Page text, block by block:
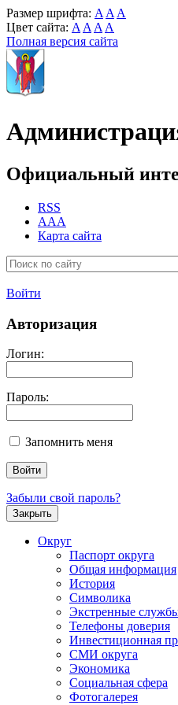
Размер шрифта: A A A
Цвет сайта: A A A A
Полная версия сайта
Официальный
RSS
AAA
Карта сайта
Войти
Авторизация
Логин:
Пароль:
Запомнить меня
Забыли свой пароль?
Закрыть
Округ
Паспорт округа
Общая информация
История
Символика
Экстренные
Телефоны доверия
Инвестиционная
СМИ округа
Экономика
Социальная сфера
Фотогалерея